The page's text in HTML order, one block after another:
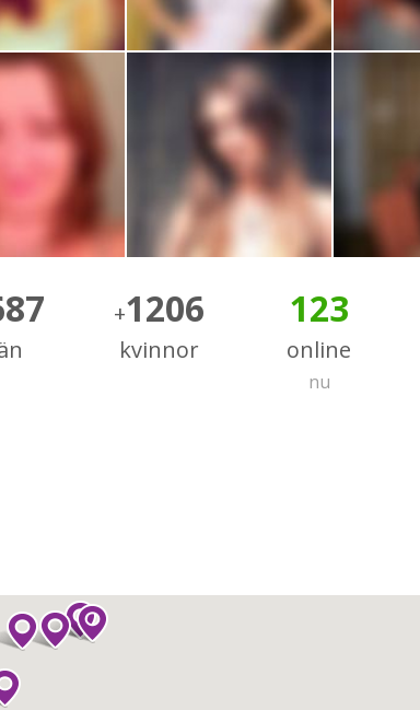
+1206
kvinnor
123
online
nu